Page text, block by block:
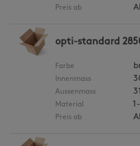
Preis ab
opti-standard
Farbe
Innenmass
Aussenmass
Material
Preis ab